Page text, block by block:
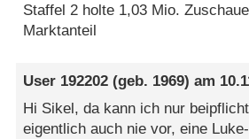
Staffel 2 holte 1,03 Mio.
Marktanteil
User 192202 (geb. 1969) am
Hi Sikel, da kann ich nur
eigentlich auch nie vor, eine